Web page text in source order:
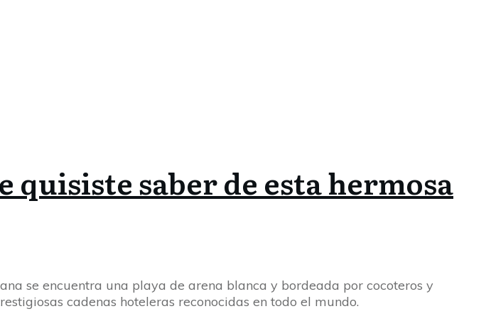
saber de esta hermosa
se encuentra una playa de arena blanca y bordeada por cocoteros y
cadenas hoteleras reconocidas en todo el mundo.